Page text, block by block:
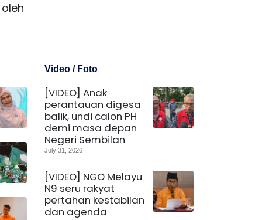
Video / Foto
[VIDEO] Anak
perantauan digesa
balik, undi calon PH
demi masa depan
Negeri Sembilan
July 31, 2026
[VIDEO] NGO Melayu
N9 seru rakyat
pertahan kestabilan
dan agenda